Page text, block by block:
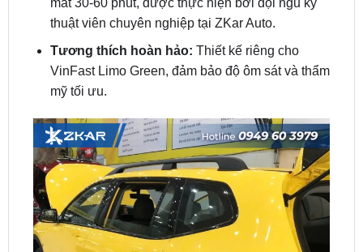
Tương thích hoàn hảo:Thiết kế riêng cho
VinFast Limo Green, đảm bảo độ ôm sát và thẩm
mỹ tối ưu.